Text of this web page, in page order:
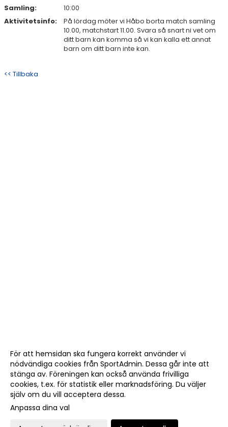
Samling:
10:00
Aktivitetsinfo:
På lördag möter vi Håbo borta match samling
10.00, matchstart 11.00. Svara så snart ni vet om
ditt barn kan komma så vi kan kalla ett annat
barn om ditt barn inte kan.
<< Tillbaka
För att hemsidan ska fungera korrekt använder vi
nödvändiga cookies från SportAdmin. Dessa går inte att
stänga av. Föreningen kan också använda frivilliga
cookies, t.ex. för statistik eller marknadsföring. Du väljer
själv om du vill acceptera dessa.
Anpassa dina val